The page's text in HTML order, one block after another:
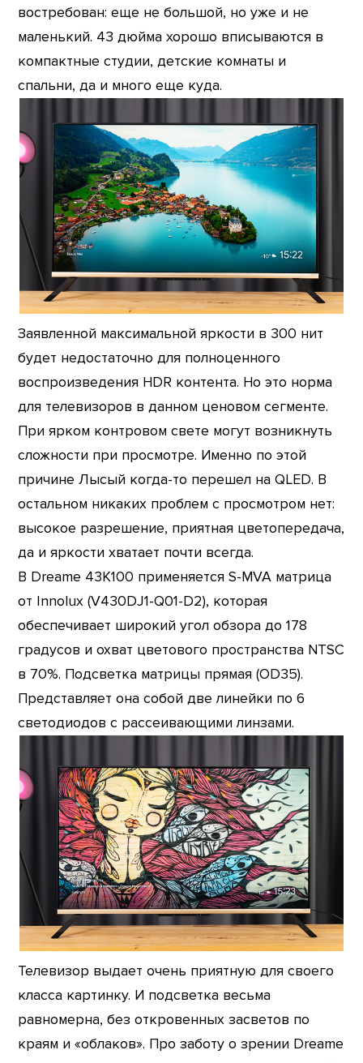
востребован: еще не большой, но уже и не
маленький. 43 дюйма хорошо вписываются в
компактные студии, детские комнаты и
спальни, да и много еще куда.
Заявленной максимальной яркости в 300 нит
будет недостаточно для полноценного
воспроизведения HDR контента. Но это норма
для телевизоров в данном ценовом сегменте.
При ярком контровом свете могут возникнуть
сложности при просмотре. Именно по этой
причине Лысый когда-то перешел на QLED. В
остальном никаких проблем с просмотром нет:
высокое разрешение, приятная цветопередача,
да и яркости хватает почти всегда.
В Dreame 43K100 применяется S-MVA матрица
от Innolux (V430DJ1-Q01-D2), которая
обеспечивает широкий угол обзора до 178
градусов и охват цветового пространства NTSC
в 70%. Подсветка матрицы прямая (OD35).
Представляет она собой две линейки по 6
светодиодов с рассеивающими линзами.
Телевизор выдает очень приятную для своего
класса картинку. И подсветка весьма
равномерна, без откровенных засветов по
краям и «облаков». Про заботу о зрении Dreame